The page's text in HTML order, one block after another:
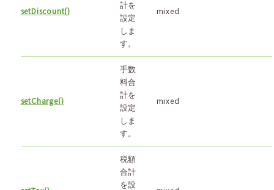
setDiscount()
計を
設定
しま
す。
mixed
setCharge()
手数
料合
計を
設定
しま
す。
mixed
税額
合計
を設